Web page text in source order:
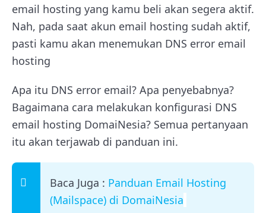
email hosting yang kamu beli akan segera aktif.
Nah, pada saat akun email hosting sudah aktif,
pasti kamu akan menemukan DNS error email
hosting
Apa itu DNS error email? Apa penyebabnya?
Bagaimana cara melakukan konfigurasi DNS
email hosting DomaiNesia? Semua pertanyaan
itu akan terjawab di panduan ini.
Baca Juga : Panduan Email Hosting
(Mailspace) di DomaiNesia